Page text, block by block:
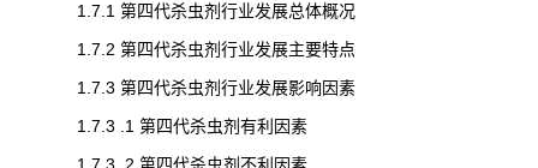
1.7.1 第四代杀虫剂行业发展总体概况
1.7.2 第四代杀虫剂行业发展主要特点
1.7.3 第四代杀虫剂行业发展影响因素
1.7.3 .1 第四代杀虫剂有利因素